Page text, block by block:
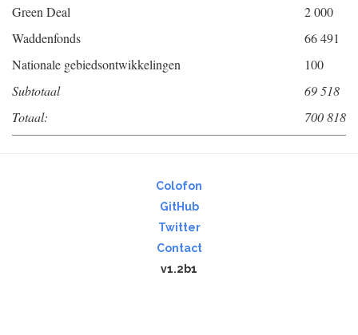
Green Deal
2 000
Waddenfonds
66 491
Nationale gebiedsontwikkelingen
100
Subtotaal
69 518
Totaal:
700 818
Colofon
GitHub
Twitter
Contact
v1.2b1